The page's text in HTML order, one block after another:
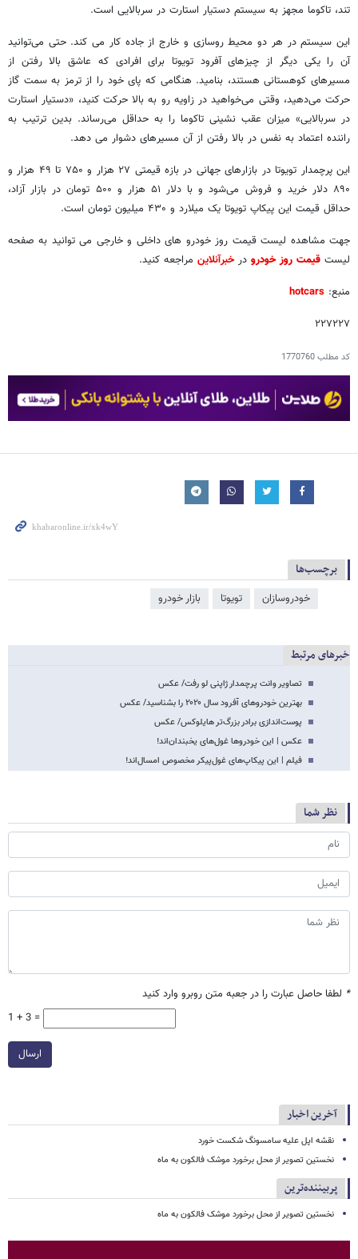
تند، تاکوما مجهز به سیستم دستیار استارت در سربالایی است.
این سیستم در هر دو محیط روسازی و خارج از جاده کار می کند. حتی می‌توانید
آن را یکی دیگر از چیزهای آفرود تویوتا برای افرادی که عاشق بالا رفتن از
مسیرهای کوهستانی هستند، بنامید. هنگامی که پای خود را از ترمز به سمت گاز
حرکت می‌دهید، وقتی می‌خواهید در زاویه رو به بالا حرکت کنید، «دستیار استارت
در سربالایی» میزان عقب نشینی تاکوما را به حداقل می‌رساند. بدین ترتیب به
راننده اعتماد به نفس در بالا رفتن از آن مسیرهای دشوار می دهد.
این پرچمدار تویوتا در بازارهای جهانی در بازه قیمتی ۲۷ هزار و ۷۵۰ تا ۴۹ هزار و
۸۹۰ دلار خرید و فروش می‌شود و با دلار ۵۱ هزار و ۵۰۰ تومان در بازار آزاد،
حداقل قیمت این پیکاپ تویوتا یک میلارد و ۴۳۰ میلیون تومان است.
جهت مشاهده لیست قیمت روز خودرو های داخلی و خارجی می توانید به صفحه
لیست قیمت روز خودرو درخبرآنلاین مراجعه کنید.
منبع: hotcars
۲۲۷۲۲۷
کد مطلب1770760
برچسب‌ها
خودروسازان تویوتا بازار خودرو
خبرهای مرتبط
تصاویر وانت پرچمدار ژاپنی لو رفت/ عکس
بهترین خودروهای آفرود سال ۲۰۲۰ را بشناسید/ عکس
پوست‌اندازی برادر بزرگ‌تر هایلوکس/ عکس
عکس | این خودروها غول‌های یخبندان‌اند!
فیلم | این پیکاپ‌های غول‌پیکر مخصوص امسال‌اند!
نظر شما
* لطفا حاصل عبارت را در جعبه متن روبرو وارد کنید
1 + 3 =
ارسال
آخرین اخبار
نقشه اپل علیه سامسونگ شکست خورد
نخستین تصویر از محل برخورد موشک فالکون به ماه
پربیننده‌ترین
نخستین تصویر از محل برخورد موشک فالکون به ماه